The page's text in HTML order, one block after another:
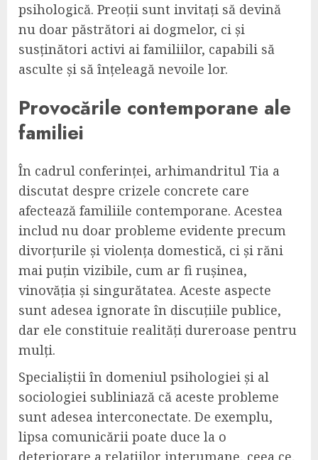
psihologică. Preoții sunt invitați să devină
nu doar păstrători ai dogmelor, ci și
susținători activi ai familiilor, capabili să
asculte și să înțeleagă nevoile lor.
Provocările contemporane ale
familiei
În cadrul conferinței, arhimandritul Tia a
discutat despre crizele concrete care
afectează familiile contemporane. Acestea
includ nu doar probleme evidente precum
divorțurile și violența domestică, ci și răni
mai puțin vizibile, cum ar fi rușinea,
vinovăția și singurătatea. Aceste aspecte
sunt adesea ignorate în discuțiile publice,
dar ele constituie realități dureroase pentru
mulți.
Specialiștii în domeniul psihologiei și al
sociologiei subliniază că aceste probleme
sunt adesea interconectate. De exemplu,
lipsa comunicării poate duce la o